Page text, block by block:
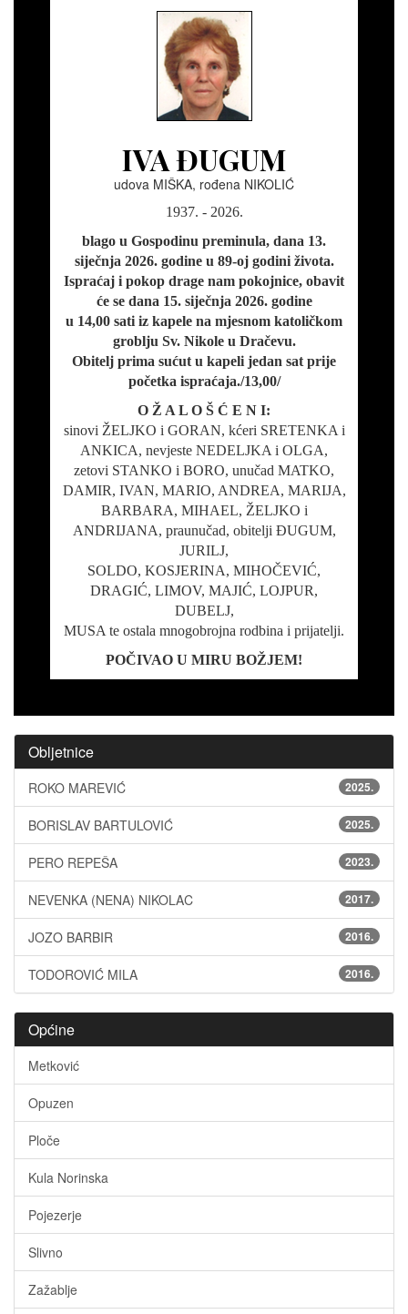
IVA ĐUGUM
udova MIŠKA, rođena NIKOLIĆ
1937. - 2026.
blago u Gospodinu preminula, dana 13.
siječnja 2026. godine u 89-oj godini života.
Ispraćaj i pokop drage nam pokojnice, obavit
će se dana 15. siječnja 2026. godine
u 14,00 sati iz kapele na mjesnom katoličkom
groblju Sv. Nikole u Dračevu.
Obitelj prima sućut u kapeli jedan sat prije
početka ispraćaja./13,00/
O Ž A L O Š Ć E N I:
sinovi ŽELJKO i GORAN, kćeri SRETENKA i
ANKICA, nevjeste NEDELJKA i OLGA,
zetovi STANKO i BORO, unučad MATKO,
DAMIR, IVAN, MARIO, ANDREA, MARIJA,
BARBARA, MIHAEL, ŽELJKO i
ANDRIJANA, praunučad, obitelji ĐUGUM,
JURILJ,
SOLDO, KOSJERINA, MIHOČEVIĆ,
DRAGIĆ, LIMOV, MAJIĆ, LOJPUR,
DUBELJ,
MUSA te ostala mnogobrojna rodbina i prijatelji.
POČIVAO U MIRU BOŽJEM!
Obljetnice
ROKO MAREVIĆ 2025.
BORISLAV BARTULOVIĆ 2025.
PERO REPEŠA 2023.
NEVENKA (NENA) NIKOLAC 2017.
JOZO BARBIR 2016.
TODOROVIĆ MILA 2016.
Općine
Metković
Opuzen
Ploče
Kula Norinska
Pojezerje
Slivno
Zažablje